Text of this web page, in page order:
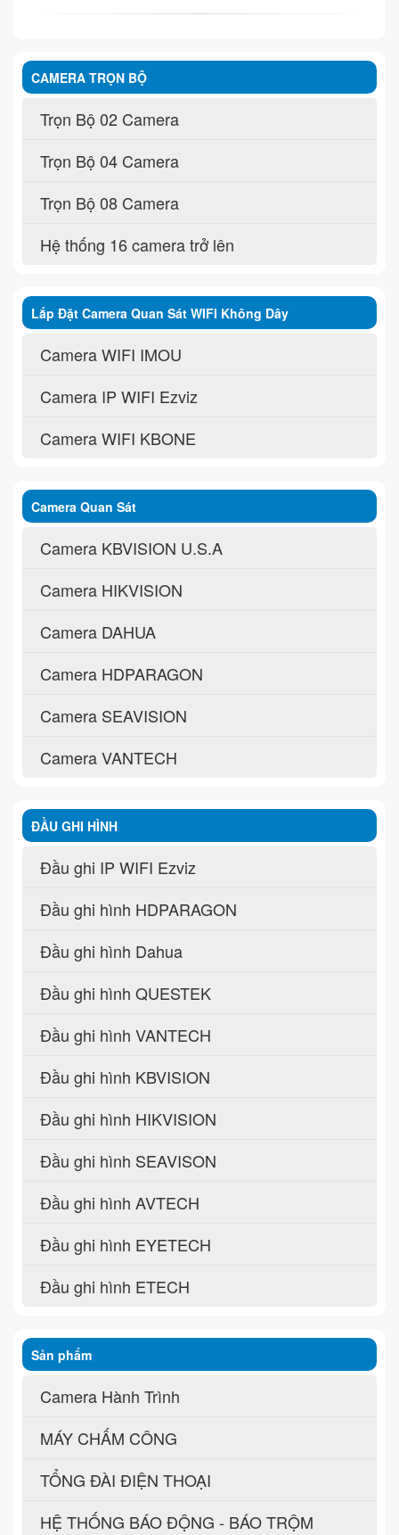
CAMERA TRỌN BỘ
Trọn Bộ 02 Camera
Trọn Bộ 04 Camera
Trọn Bộ 08 Camera
Hệ thống 16 camera trở lên
Lắp Đặt Camera Quan Sát WIFI Không Dây
Camera WIFI IMOU
Camera IP WIFI Ezviz
Camera WIFI KBONE
Camera Quan Sát
Camera KBVISION U.S.A
Camera HIKVISION
Camera DAHUA
Camera HDPARAGON
Camera SEAVISION
Camera VANTECH
ĐẦU GHI HÌNH
Đầu ghi IP WIFI Ezviz
Đầu ghi hình HDPARAGON
Đầu ghi hình Dahua
Đầu ghi hình QUESTEK
Đầu ghi hình VANTECH
Đầu ghi hình KBVISION
Đầu ghi hình HIKVISION
Đầu ghi hình SEAVISON
Đầu ghi hình AVTECH
Đầu ghi hình EYETECH
Đầu ghi hình ETECH
Sản phẩm
Camera Hành Trình
MÁY CHẤM CÔNG
TỔNG ĐÀI ĐIỆN THOẠI
HỆ THỐNG BÁO ĐỘNG - BÁO TRỘM